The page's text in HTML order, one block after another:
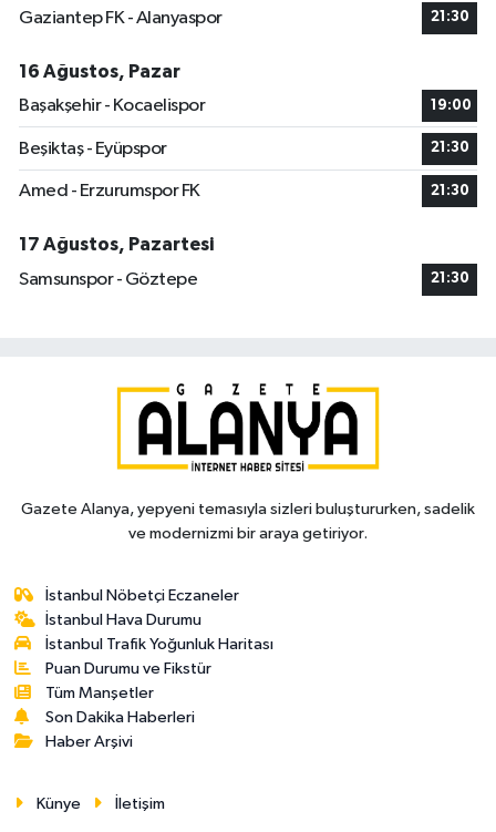
Gaziantep FK - Alanyaspor 21:30
16 Ağustos, Pazar
Başakşehir - Kocaelispor
19:00
Beşiktaş - Eyüpspor 21:30
Amed - Erzurumspor FK 21:30
17 Ağustos, Pazartesi
Samsunspor - Göztepe
21:30
Gazete Alanya, yepyeni temasıyla sizleri buluştururken, sadelik
ve modernizmi bir araya getiriyor.
İstanbul Nöbetçi Eczaneler
İstanbul Hava Durumu
İstanbul Trafik Yoğunluk Haritası
Puan Durumu ve Fikstür
Tüm Manşetler
Son Dakika Haberleri
Haber Arşivi
Künye İletişim